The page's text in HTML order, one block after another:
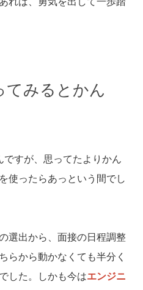
てみるとかん
すが、思ってたよりかん
使ったらあっという間でし
選出から、面接の日程調整
らから動かなくても半分く
した。しかも今はエンジニ